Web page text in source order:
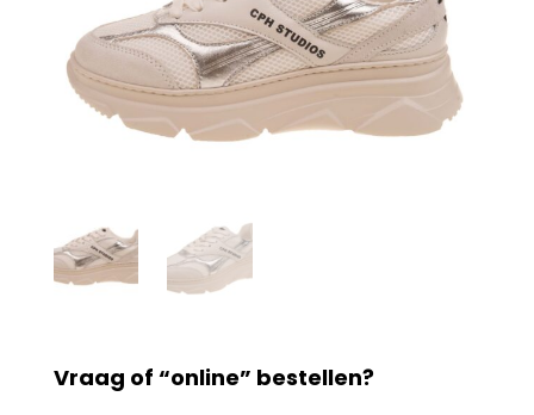
Vraag of “online” bestellen?